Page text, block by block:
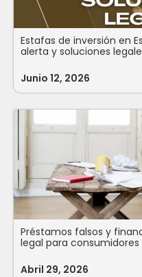
Estafas de inversión en
alerta y soluciones
Junio 12, 2026
Préstamos falsos y
legal para consumidores
Abril 29, 2026